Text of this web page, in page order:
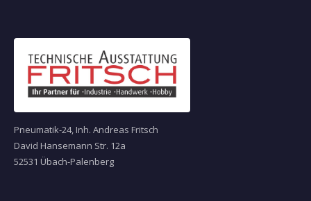
Pneumatik-24, Inh. Andreas Fritsch
David Hansemann Str. 12a
52531 Übach-Palenberg